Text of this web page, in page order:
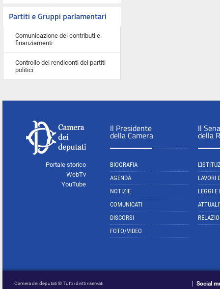
Partiti e Gruppi parlamentari
Comunicazione dei contributi e
finanziamenti
Controllo dei rendiconti dei partiti
politici
Portale storico
WebTv
YouTube
Il Presidente
della Camera
BIOGRAFIA
AGENDA
NOTIZIE
COMUNICATI
DISCORSI
FOTO/VIDEO
Il
della
LAVORI
LEGGI E
Camera dei deputati © Tutti i diritti riservati Social